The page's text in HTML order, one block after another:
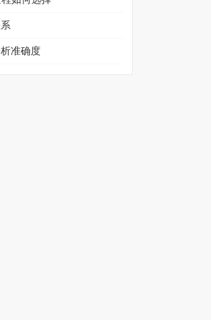
准确度